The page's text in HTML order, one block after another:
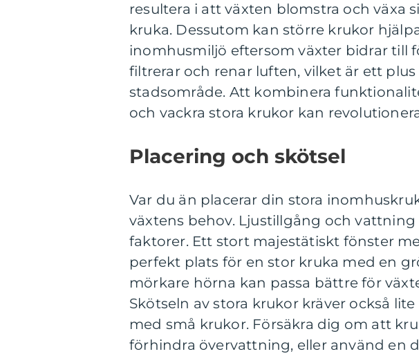
resultera i att växten blomstra och växa
kruka. Dessutom kan större krukor
inomhusmiljö eftersom växter bidrar till
filtrerar och renar luften, vilket är ett
stadsområde. Att kombinera
och vackra stora krukor kan
Placering och skötsel
Var du än placerar din stora
växtens behov. Ljustillgång och
faktorer. Ett stort majestätiskt fönster
perfekt plats för en stor kruka med en
mörkare hörna kan passa bättre för
Skötseln av stora krukor kräver också
med små krukor. Försäkra dig om att
förhindra övervattning, eller använd en